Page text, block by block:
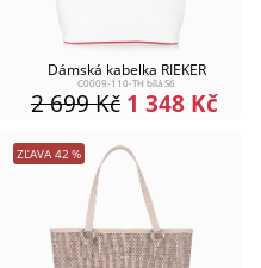
Dámská kabelka RIEKER
C0009-110-TH bílá S6
1 348 Kč
2 699Kč
ZĽAVA 42%